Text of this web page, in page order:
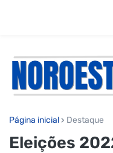
Página inicial Destaque
Eleições